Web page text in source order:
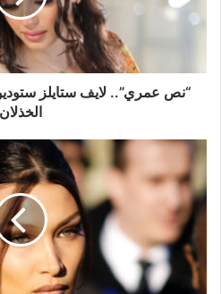
تجمع
بدراما
الخذلان
“نص عمري”.. لايف ستايلز
الخذلان
حديد
ترفع
العلم
الفلسطيني
باريس
وتوجّه